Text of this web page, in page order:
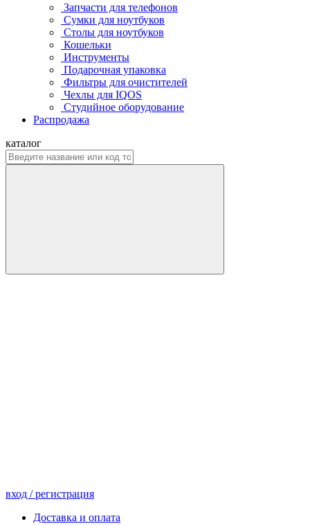
Запчасти для телефонов
Сумки для ноутбуков
Столы для ноутбуков
Кошельки
Инструменты
Подарочная упаковка
Фильтры для очистителей
Чехлы для IQOS
Студийное оборудование
Распродажа
каталог
вход / регистрация
Доставка и оплата